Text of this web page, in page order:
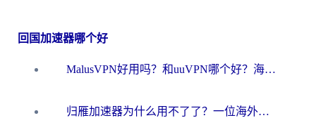
回国加速器哪个好
MalusVPN好用吗？和uuVPN哪个好？海外党无缝访问国内资源的真实对比与选择指南
归雁加速器为什么用不了了？一位海外游子的真实困惑与技术解答